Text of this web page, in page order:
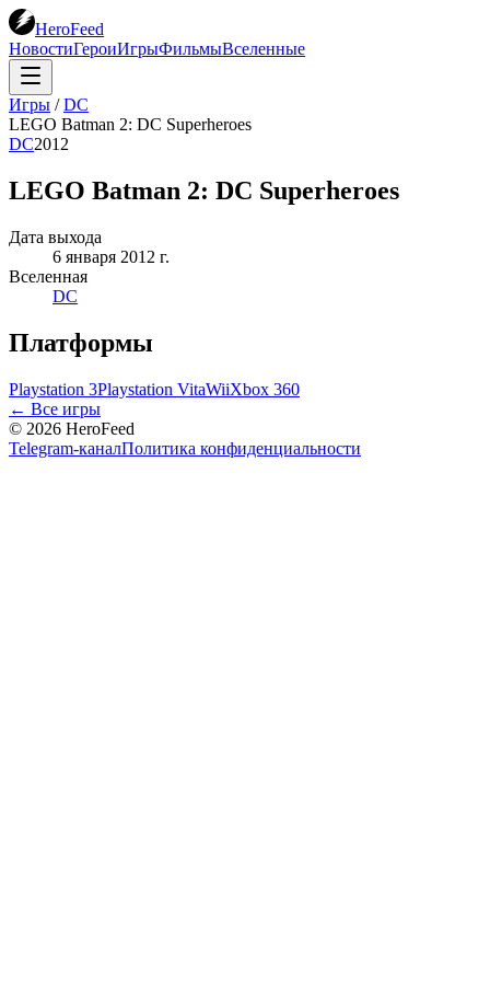
HeroFeed
НовостиГероиИгрыФильмыВселенные
Игры /DC
LEGO Batman 2: DC Superheroes
DC2012
LEGO Batman 2: DC Superheroes
Дата выхода
6 января 2012 г.
Вселенная
DC
Платформы
Playstation 3Playstation VitaWiiXbox 360
← Все игры
© 2026 HeroFeed
Telegram-каналПолитика конфиденциальности